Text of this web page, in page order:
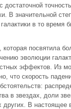
достаточной
В значительной
в то время
которая посвятила
эволюции
эффектов. Из
что скорость
в звездах, доли
других. В настоящее